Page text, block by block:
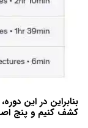
بنابراین در این
کشف کنیم و پنج